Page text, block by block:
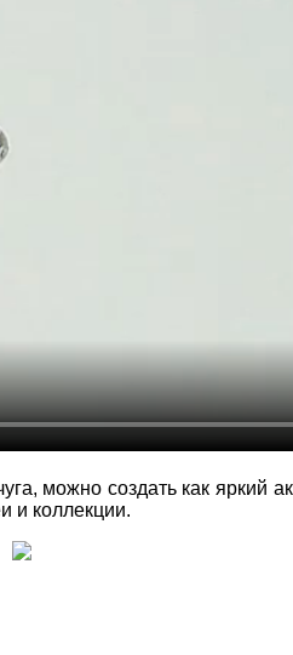
создать как яркий
и коллекции.